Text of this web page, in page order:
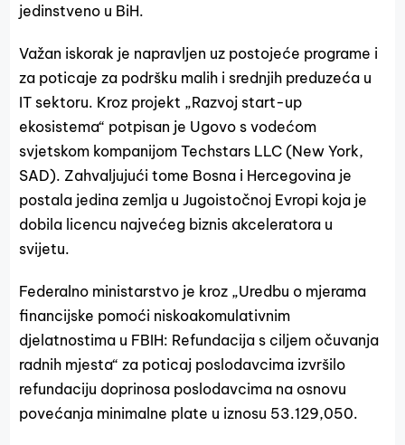
jedinstveno u BiH.
Važan iskorak je napravljen uz postojeće programe i
za poticaje za podršku malih i srednjih preduzeća u
IT sektoru. Kroz projekt „Razvoj start-up
ekosistema“ potpisan je Ugovo s vodećom
svjetskom kompanijom Techstars LLC (New York,
SAD). Zahvaljujući tome Bosna i Hercegovina je
postala jedina zemlja u Jugoistočnoj Evropi koja je
dobila licencu najvećeg biznis akceleratora u
svijetu.
Federalno ministarstvo je kroz „Uredbu o mjerama
financijske pomoći niskoakomulativnim
djelatnostima u FBIH: Refundacija s ciljem očuvanja
radnih mjesta“ za poticaj poslodavcima izvršilo
refundaciju doprinosa poslodavcima na osnovu
povećanja minimalne plate u iznosu 53.129,050.